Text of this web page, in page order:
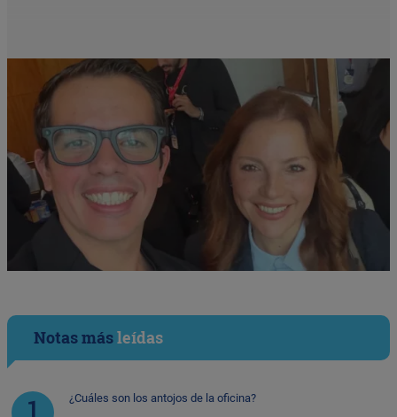
Notas másleídas
¿Cuáles son los antojos de la oficina?